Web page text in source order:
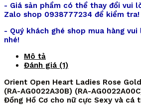
- Giá sản phẩm có thể thay đổi vui
Zalo shop 0938777234 để kiểm tra!
- Quý khách ghé shop mua hàng
nhé!
Mô tả
Đánh giá (1)
Orient Open Heart Ladies Rose Gold
(RA-AG0022A30B) (RA-
Đồng Hồ Cơ cho nữ cực Sexy và cá